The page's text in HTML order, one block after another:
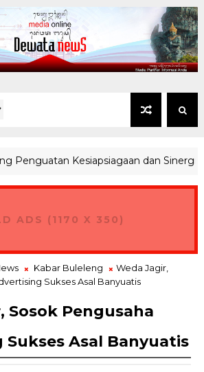
Kesiapsiagaan dan Sinergi
ADS (1170 X 350)
Kabar Buleleng
Weda Jagir,
Sukses Asal Banyuatis
Sosok Pengusaha
Asal Banyuatis